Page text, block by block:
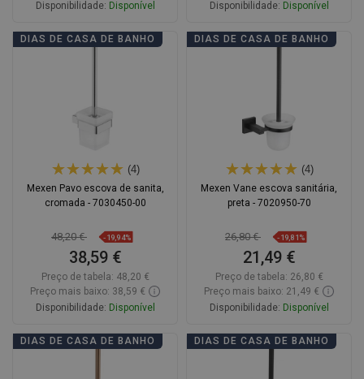
Disponibilidade: Disponível
Adicionar
Disponibilidade: Disponível
Adicionar
DIAS DE CASA DE BANHO
(4)
Mexen Pavo escova de sanita,
cromada - 7030450-00
48,20 € -19,94%
38,59 €
Preço de tabela: 48,20 €
Preço mais baixo: 38,59 €
Disponibilidade: Disponível
Adicionar
DIAS DE CASA DE BANHO
(4)
Mexen Vane escova sanitária,
preta - 7020950-70
26,80 € -19,81%
21,49 €
Preço de tabela: 26,80 €
Preço mais baixo: 21,49 €
Disponibilidade: Disponível
Adicionar
DIAS DE CASA DE BANHO DIAS DE CASA DE BANHO